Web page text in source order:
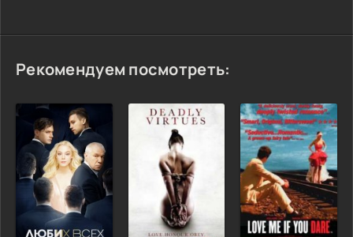
Рекомендуем посмотреть: